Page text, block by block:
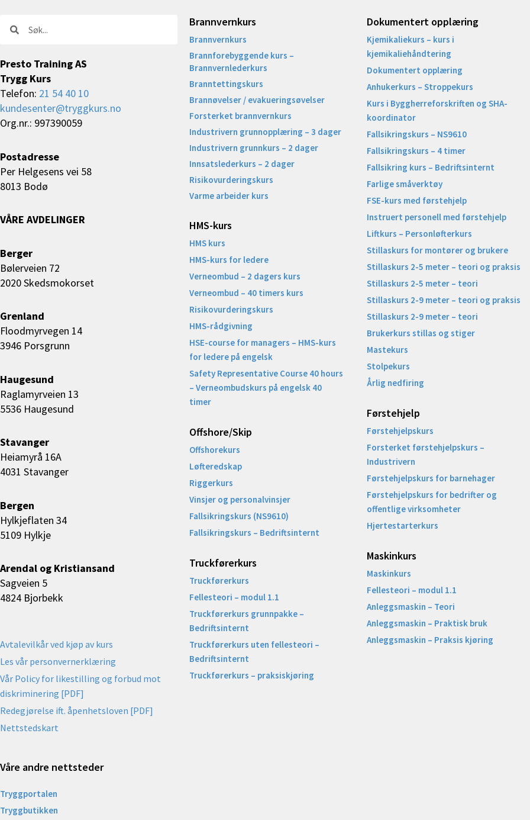
Søk
Presto Training AS
Trygg Kurs
Telefon: 21 54 40 10
kundesenter@tryggkurs.no
Org.nr.: 997390059
Postadresse
Per Helgesens vei 58
8013 Bodø
VÅRE AVDELINGER
Berger
Bølerveien 72
2020 Skedsmokorset
Grenland
Floodmyrvegen 14
3946 Porsgrunn
Haugesund
Raglamyrveien 13
5536 Haugesund
Stavanger
Heiamyrå 16A
4031 Stavanger
Bergen
Hylkjeflaten 34
5109 Hylkje
Arendal og Kristiansand
Sagveien 5
4824 Bjorbekk
Avtalevilkår ved kjøp av kurs
Les vår personvernerklæring
Vår Policy for likestilling og forbud mot
diskriminering [PDF]
Redegjørelse ift. åpenhetsloven [PDF]
Nettstedskart
Våre andre nettsteder
Tryggportalen
Tryggbutikken
Brannvernkurs
Brannvernkurs
Brannforebyggende kurs –
Brannvernlederkurs
Branntettingskurs
Brannøvelser / evakueringsøvelser
Forsterket brannvernkurs
Industrivern grunnopplæring – 3 dager
Industrivern grunnkurs – 2 dager
Innsatslederkurs – 2 dager
Risikovurderingskurs
Varme arbeider kurs
HMS-kurs
HMS kurs
HMS-kurs for ledere
Verneombud – 2 dagers kurs
Verneombud – 40 timers kurs
Risikovurderingskurs
HMS-rådgivning
HSE-course for managers – HMS-kurs
for ledere på engelsk
Safety Representative Course 40 hours
– Verneombudskurs på engelsk 40
timer
Offshore/Skip​
Offshorekurs
Løfteredskap
Riggerkurs
Vinsjer og personalvinsjer
Fallsikringskurs (NS9610)
Fallsikringskurs – Bedriftsinternt
Truckførerkurs
Truckførerkurs
Fellesteori – modul 1.1
Truckførerkurs grunnpakke –
Bedriftsinternt
Truckførerkurs uten fellesteori –
Bedriftsinternt
Truckførerkurs – praksiskjøring
Dokumentert opplæring
Kjemikaliekurs – kurs i
kjemikaliehåndtering
Dokumentert opplæring
Anhukerkurs – Stroppekurs
Kurs i Byggherreforskriften og SHA-
koordinator
Fallsikringskurs – NS9610
Fallsikringskurs – 4 timer
Fallsikring kurs – Bedriftsinternt
Farlige småverktøy
FSE-kurs med førstehjelp
Instruert personell med førstehjelp
Liftkurs – Personløfterkurs
Stillaskurs for montører og brukere
Stillaskurs 2-5 meter – teori og praksis
Stillaskurs 2-5 meter – teori
Stillaskurs 2-9 meter – teori og praksis
Stillaskurs 2-9 meter – teori
Brukerkurs stillas og stiger
Mastekurs
Stolpekurs
Årlig nedfiring
Førstehjelp
Førstehjelpskurs
Forsterket førstehjelpskurs –
Industrivern
Førstehjelpskurs for barnehager
Førstehjelpskurs for bedrifter og
offentlige virksomheter
Hjertestarterkurs
Maskinkurs
Maskinkurs
Fellesteori – modul 1.1
Anleggsmaskin – Teori
Anleggsmaskin – Praktisk bruk
Anleggsmaskin – Praksis kjøring